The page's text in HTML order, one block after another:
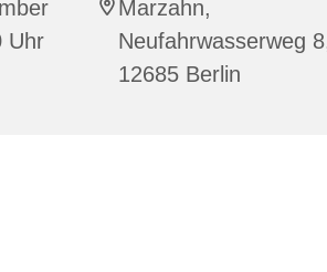
Uhr
Marzahn,
Neufahrwasserweg
12685 Berlin